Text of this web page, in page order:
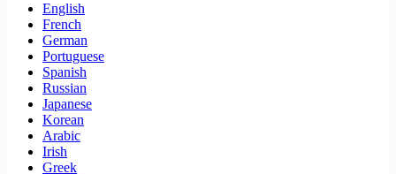
English
French
German
Portuguese
Spanish
Russian
Japanese
Korean
Arabic
Irish
Greek